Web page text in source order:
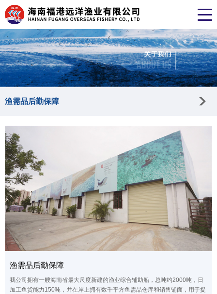
渔需品后勤保障
渔需品后勤保障
我公司拥有一艘海南省最大尺度新建的渔业综合辅助船，总吨约2000吨，日
加工鱼货能力150吨，并在岸上拥有数千平方鱼需品仓库和销售铺面，用于提